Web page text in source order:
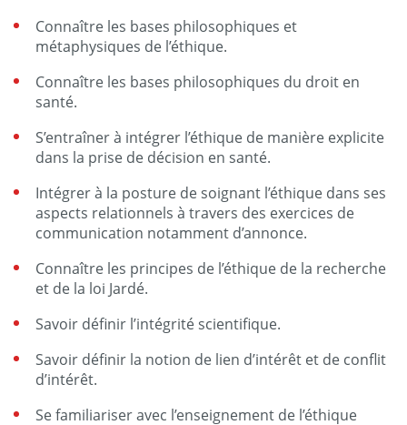
Connaître les bases philosophiques et
métaphysiques de l’éthique.
Connaître les bases philosophiques du droit en
santé.
S’entraîner à intégrer l’éthique de manière explicite
dans la prise de décision en santé.
Intégrer à la posture de soignant l’éthique dans ses
aspects relationnels à travers des exercices de
communication notamment d’annonce.
Connaître les principes de l’éthique de la recherche
et de la loi Jardé.
Savoir définir l’intégrité scientifique.
Savoir définir la notion de lien d’intérêt et de conflit
d’intérêt.
Se familiariser avec l’enseignement de l’éthique